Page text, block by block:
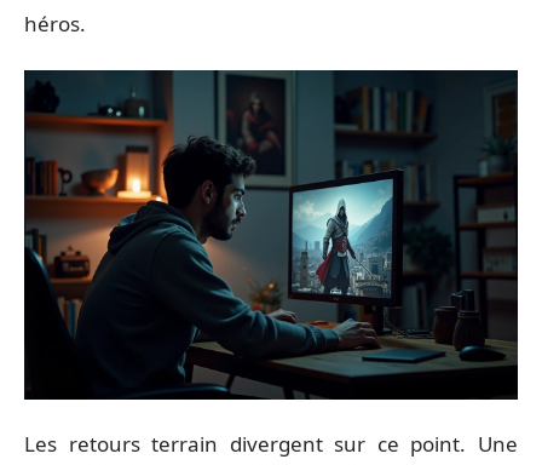
héros.
Les retours terrain divergent sur ce point. Une